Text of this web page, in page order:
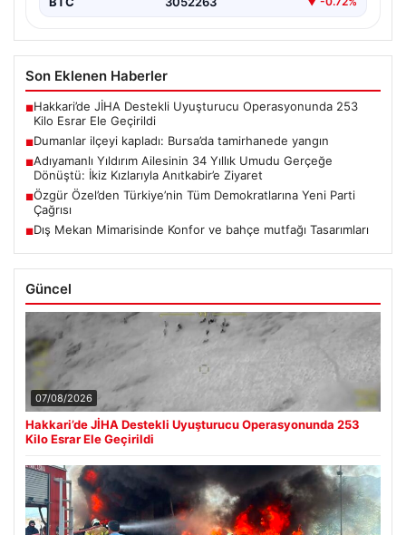
Son Eklenen Haberler
■Hakkari’de JİHA Destekli Uyuşturucu Operasyonunda 253
Kilo Esrar Ele Geçirildi
■Dumanlar ilçeyi kapladı: Bursa’da tamirhanede yangın
■Adıyamanlı Yıldırım Ailesinin 34 Yıllık Umudu Gerçeğe
Dönüştü: İkiz Kızlarıyla Anıtkabir’e Ziyaret
■Özgür Özel’den Türkiye’nin Tüm Demokratlarına Yeni Parti
Çağrısı
■Dış Mekan Mimarisinde Konfor ve bahçe mutfağı Tasarımları
Güncel
07/08/2026
Hakkari’de JİHA Destekli Uyuşturucu Operasyonunda 253
Kilo Esrar Ele Geçirildi